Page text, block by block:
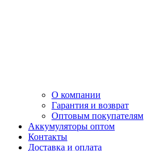
О компании
Гарантия и возврат
Оптовым покупателям
Аккумуляторы оптом
Контакты
Доставка и оплата